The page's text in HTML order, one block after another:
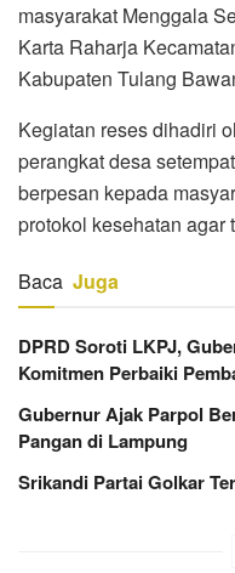
masyarakat Menggala
Karta Raharja
Kabupaten Tulang
Kegiatan reses dihadiri
perangkat desa
berpesan kepada
protokol kesehatan agar
Baca Juga
DPRD Soroti LKPJ,
Komitmen Perbaiki
Gubernur Ajak Parpol
Pangan di Lampung
Srikandi Partai Golkar